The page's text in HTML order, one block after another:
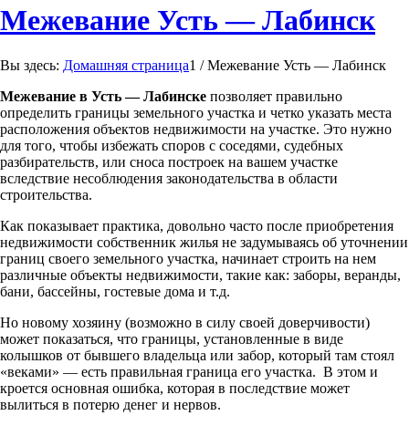
Межевание Усть — Лабинск
Вы здесь: Домашняя страница1 / Межевание Усть — Лабинск
Межевание в Усть — Лабинске позволяет правильно
определить границы земельного участка и четко указать места
расположения объектов недвижимости на участке. Это нужно
для того, чтобы избежать споров с соседями, судебных
разбирательств, или сноса построек на вашем участке
вследствие несоблюдения законодательства в области
строительства.
Как показывает практика, довольно часто после приобретения
недвижимости собственник жилья не задумываясь об уточнении
границ своего земельного участка, начинает строить на нем
различные объекты недвижимости, такие как: заборы, веранды,
бани, бассейны, гостевые дома и т.д.
Но новому хозяину (возможно в силу своей доверчивости)
может показаться, что границы, установленные в виде
колышков от бывшего владельца или забор, который там стоял
«веками» — есть правильная граница его участка. В этом и
кроется основная ошибка, которая в последствие может
вылиться в потерю денег и нервов.